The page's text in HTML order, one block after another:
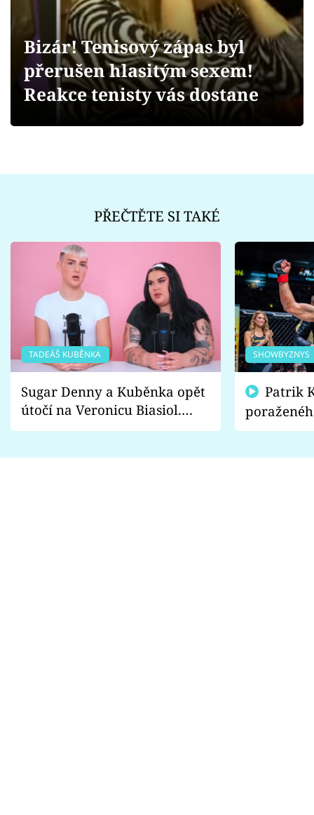
Videa
Sledujte prima+
Bizár! Tenisový zápas byl
přerušen hlasitým sexem!
Reakce tenisty vás dostane
PŘEČTĚTE SI TAKÉ
TADEÁŠ KUBĚNKA
Sugar Denny a Kuběnka opět
útočí na Veronicu Biasiol.
Proč je podle nich falešná a
SHOWBYZNYS
fanoušci